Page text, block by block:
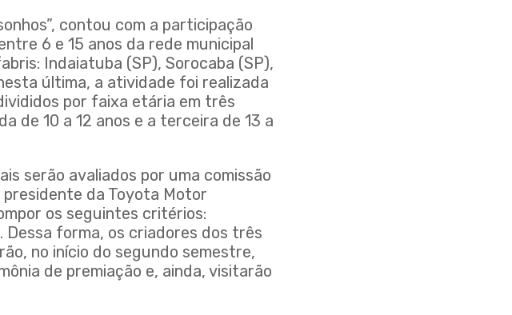
contou com a participação
6 e 15 anos da rede municipal
Indaiatuba (SP), Sorocaba (SP),
última, a atividade foi realizada
por faixa etária em três
de 10 a 12 anos e a terceira de 13 a
serão avaliados por uma comissão
presidente da Toyota Motor
os seguintes critérios:
forma, os criadores dos três
no início do segundo semestre,
de premiação e, ainda, visitarão